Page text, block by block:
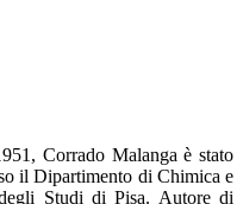
Corrado Malanga è stato
il Dipartimento di Chimica e
Studi di Pisa. Autore di